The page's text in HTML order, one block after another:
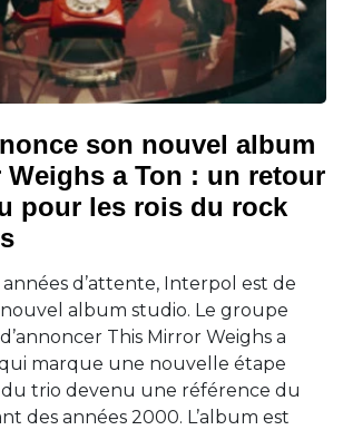
son nouvel album
a Ton : un retour
pour les rois du rock
d’attente, Interpol est de
album studio. Le groupe
This Mirror Weighs a
marque une nouvelle étape
du trio devenu une référence du
des années 2000. L’album est